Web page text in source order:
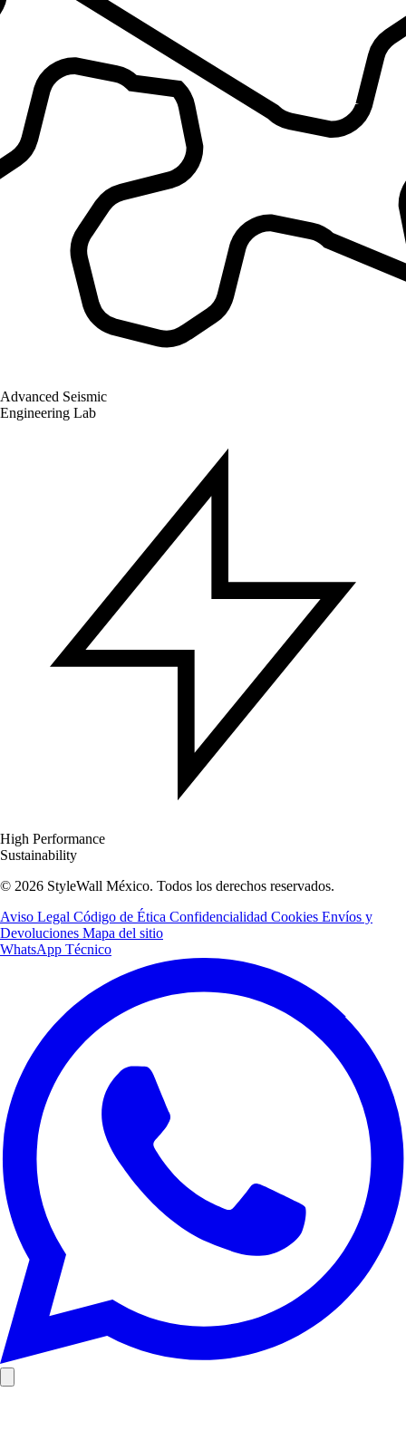
Advanced Seismic
Engineering Lab
High Performance
Sustainability
© 2026 StyleWall México. Todos los derechos reservados.
Aviso Legal Código de Ética Confidencialidad Cookies Envíos y
Devoluciones Mapa del sitio
WhatsApp Técnico